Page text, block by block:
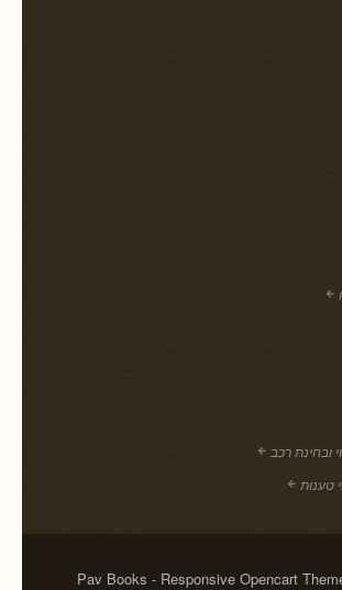
ובחינת רכב
טענות
Pav Books - Responsive Opencart